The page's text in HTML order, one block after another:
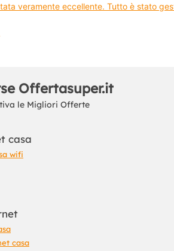
veramente eccellente. Tutto è stato
Offertasuper.it
le Migliori Offerte
casa
wifi
casa